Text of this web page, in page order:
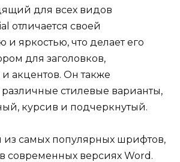
для всех видов
отличается своей
и яркостью, что делает его
для заголовков,
акцентов. Он также
стилевые варианты,
курсив и подчеркнутый.
самых популярных шрифтов,
современных версиях Word.